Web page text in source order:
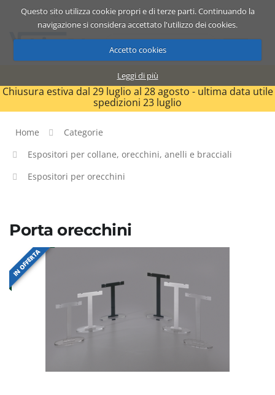
Questo sito utilizza cookie propri e di terze parti. Continuando la
navigazione si considera accettato l'utilizzo dei cookies.
Accetto cookies
Leggi di più
Catalogo Carrello ITA
Chiusura estiva dal 29 luglio al 28 agosto - ultima data utile
spedizioni 23 luglio
Home
Categorie
Espositori per collane, orecchini, anelli e bracciali
Espositori per orecchini
Porta orecchini
IN OFFERTA